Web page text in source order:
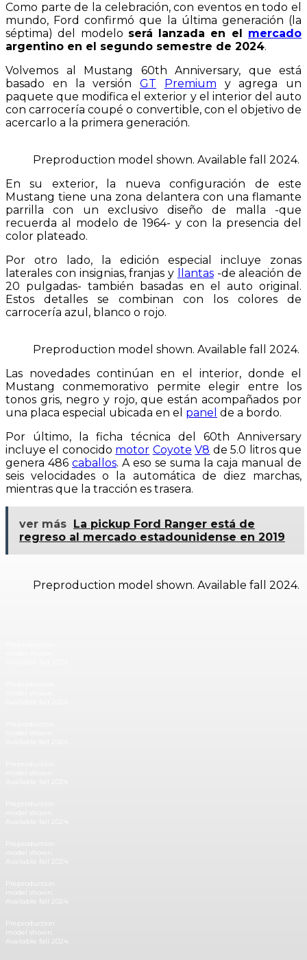
Como parte de la celebración, con eventos en todo el
mundo, Ford confirmó que la última generación (la
séptima) del modelo será lanzada en el mercado
argentino en el segundo semestre de 2024.
Volvemos al Mustang 60th Anniversary, que está
basado en la versión GT Premium y agrega un
paquete que modifica el exterior y el interior del auto
con carrocería coupé o convertible, con el objetivo de
acercarlo a la primera generación.
Preproduction model shown. Available fall 2024.
En su exterior, la nueva configuración de este
Mustang tiene una zona delantera con una flamante
parrilla con un exclusivo diseño de malla -que
recuerda al modelo de 1964- y con la presencia del
color plateado.
Por otro lado, la edición especial incluye zonas
laterales con insignias, franjas y
llantas-de aleación de
20 pulgadas- también basadas en el auto original.
Estos detalles se combinan con los colores de
carrocería azul, blanco o rojo.
Preproduction model shown. Available fall 2024.
Las novedades continúan en el interior, donde el
Mustang conmemorativo permite elegir entre los
tonos gris, negro y rojo, que están acompañados por
una placa especial ubicada en el panel de a bordo.
Por último, la ficha técnica del 60th Anniversary
incluye el conocido motor Coyote V8 de 5.0 litros que
genera 486 caballos. A eso se suma la caja manual de
seis velocidades o la automática de diez marchas,
mientras que la tracción es trasera.
ver más La pickup Ford Ranger está de
regreso al mercado estadounidense en 2019
Preproduction model shown. Available fall 2024.
Preproduction
model shown.
Available fall 2024.
Preproduction
model shown.
Available fall 2024.
Preproduction
model shown.
Available fall 2024.